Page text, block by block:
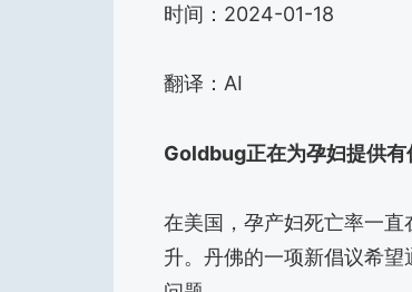
时间：2024-01-18
翻译：AI
Goldbug正在为孕妇提供有
在美国，孕产妇死亡率一
升。丹佛的一项新倡议希